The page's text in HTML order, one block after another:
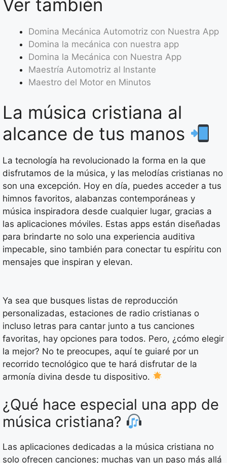
Ver también
Domina Mecánica Automotriz con Nuestra App
Domina la mecánica con nuestra app
Domina la Mecánica con Nuestra App
Maestría Automotriz al Instante
Maestro del Motor en Minutos
La música cristiana al
alcance de tus manos
La tecnología ha revolucionado la forma en la que
disfrutamos de la música, y las melodías cristianas no
son una excepción. Hoy en día, puedes acceder a tus
himnos favoritos, alabanzas contemporáneas y
música inspiradora desde cualquier lugar, gracias a
las aplicaciones móviles. Estas apps están diseñadas
para brindarte no solo una experiencia auditiva
impecable, sino también para conectar tu espíritu con
mensajes que inspiran y elevan.
Ya sea que busques listas de reproducción
personalizadas, estaciones de radio cristianas o
incluso letras para cantar junto a tus canciones
favoritas, hay opciones para todos. Pero, ¿cómo elegir
la mejor? No te preocupes, aquí te guiaré por un
recorrido tecnológico que te hará disfrutar de la
armonía divina desde tu dispositivo.
¿Qué hace especial una app de
música cristiana?
Las aplicaciones dedicadas a la música cristiana no
solo ofrecen canciones; muchas van un paso más allá